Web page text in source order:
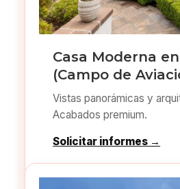
Casa Moderna
(Campo de
Vistas panorámicas y
Acabados premium.
Solicitar informes →